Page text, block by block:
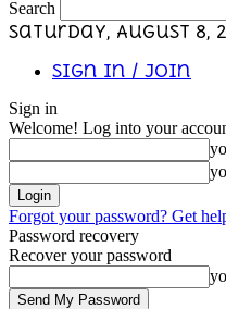
Search
Saturday, August 8,
Sign in / Join
Sign in
Welcome! Log into your
Forgot your password? Get
Password recovery
Recover your password